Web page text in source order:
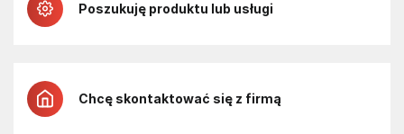
Poszukuję produktu lub usługi
Chcę skontaktować się z firmą